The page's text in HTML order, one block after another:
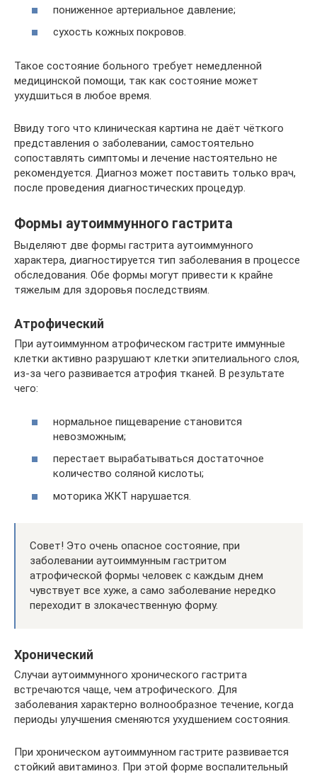
пониженное артериальное давление;
сухость кожных покровов.
Такое состояние больного требует немедленной
медицинской помощи, так как состояние может
ухудшиться в любое время.
Ввиду того что клиническая картина не даёт чёткого
представления о заболевании, самостоятельно
сопоставлять симптомы и лечение настоятельно не
рекомендуется. Диагноз может поставить только врач,
после проведения диагностических процедур.
Формы аутоиммунного гастрита
Выделяют две формы гастрита аутоиммунного
характера, диагностируется тип заболевания в процессе
обследования. Обе формы могут привести к крайне
тяжелым для здоровья последствиям.
Атрофический
При аутоиммунном атрофическом гастрите иммунные
клетки активно разрушают клетки эпителиального слоя,
из-за чего развивается атрофия тканей. В результате
чего:
нормальное пищеварение становится
невозможным;
перестает вырабатываться достаточное
количество соляной кислоты;
моторика ЖКТ нарушается.
Совет! Это очень опасное состояние, при
заболевании аутоиммунным гастритом
атрофической формы человек с каждым днем
чувствует все хуже, а само заболевание нередко
переходит в злокачественную форму.
Хронический
Случаи аутоиммунного хронического гастрита
встречаются чаще, чем атрофического. Для
заболевания характерно волнообразное течение, когда
периоды улучшения сменяются ухудшением состояния.
При хроническом аутоиммунном гастрите развивается
стойкий авитаминоз. При этой форме воспалительный